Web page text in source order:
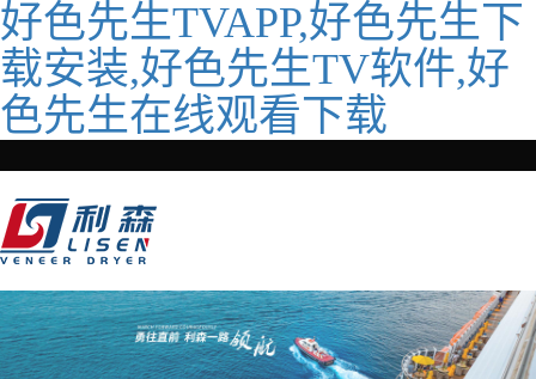
好色先生TVAPP,好色先生下
载安装,好色先生TV软件,好
色先生在线观看下载